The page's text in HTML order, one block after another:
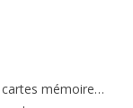
cartes mémoire…